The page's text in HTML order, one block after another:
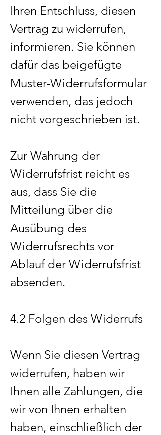
Ihren Entschluss, diesen
Vertrag zu widerrufen,
informieren. Sie können
dafür das beigefügte
Muster-Widerrufsformular
verwenden, das jedoch
nicht vorgeschrieben ist.
Zur Wahrung der
Widerrufsfrist reicht es
aus, dass Sie die
Mitteilung über die
Ausübung des
Widerrufsrechts vor
Ablauf der Widerrufsfrist
absenden.
4.2 Folgen des Widerrufs
Wenn Sie diesen Vertrag
widerrufen, haben wir
Ihnen alle Zahlungen, die
wir von Ihnen erhalten
haben, einschließlich der